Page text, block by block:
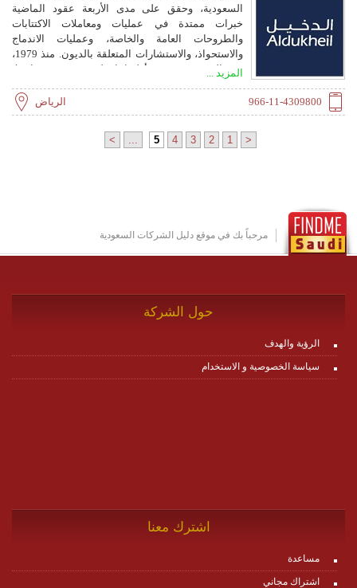
السعودية، وحقق على مدى الأربعة عقود الماضية
خبرات ممتدة في عمليات ومعاملات الاكتتابات
والطروحات العامة والخاصة، وعمليات الاندماج
والاستحواذ، والاستشارات المتعلقة بالديون. منذ 1979،
نضع الجودة في جوهر أولوياتنا ونلتزم بتقديم خدمات لا
المزيد ...
966-11-4309800 الرياض
<
1
2
3
4
5
>
مرحباً بك في موقع دليل الشركات السعودية
حول الشركة
الرؤية والهدف
سياسة الخصوصية و الاستخدام
اشترك معنا
مساعدة
اشتراك مجاني